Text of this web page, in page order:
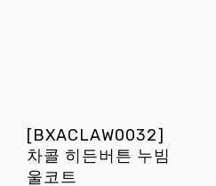
[BXACLAW0032]
차콜 히든버튼 누빔
울코트